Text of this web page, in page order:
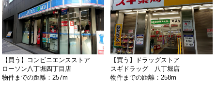
【買う】コンビニエンスストア
ローソン八丁堀四丁目店
物件までの距離：257m
【買う】ドラッグストア
スギドラッグ 八丁堀店
物件までの距離：258m